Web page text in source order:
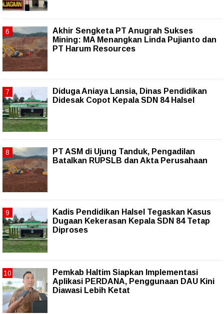
Akhir Sengketa PT Anugrah Sukses
Mining: MA Menangkan Linda Pujianto dan
PT Harum Resources
Diduga Aniaya Lansia, Dinas Pendidikan
Didesak Copot Kepala SDN 84 Halsel
PT ASM di Ujung Tanduk, Pengadilan
Batalkan RUPSLB dan Akta Perusahaan
Kadis Pendidikan Halsel Tegaskan Kasus
Dugaan Kekerasan Kepala SDN 84 Tetap
Diproses
Pemkab Haltim Siapkan Implementasi
Aplikasi PERDANA, Penggunaan DAU Kini
Diawasi Lebih Ketat